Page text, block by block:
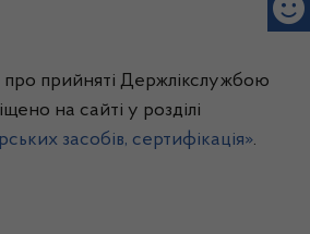
прийняті Держлікслужбою
на сайті у розділі
засобів, сертифікація».